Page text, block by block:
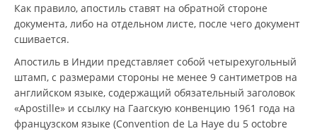
Как правило, апостиль ставят на обратной стороне
документа, либо на отдельном листе, после чего документ
сшивается.
Апостиль в Индии представляет собой четырехугольный
штамп, с размерами стороны не менее 9 сантиметров на
английском языке, содержащий обязательный заголовок
«Apostille» и ссылку на Гаагскую конвенцию 1961 года на
французском языке (Convention de La Haye du 5 octobre